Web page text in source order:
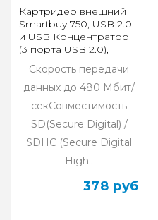
Картридер внешний
Smartbuy 750, USB 2.0
и USB Концентратор
(3 порта USB 2.0),
белый
Скорость передачи
данных до 480 Мбит/
секСовместимость
SD(Secure Digital) /
SDHC (Secure Digital
High..
378 руб